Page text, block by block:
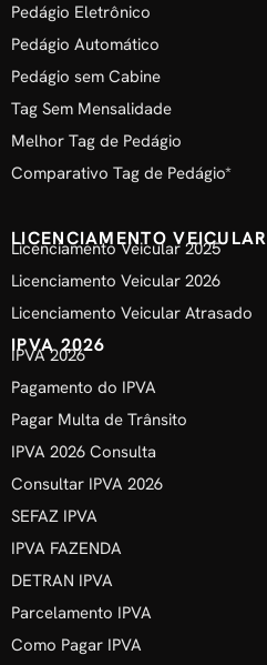
Pedágio Eletrônico
Pedágio Automático
Pedágio sem Cabine
Tag Sem Mensalidade
Melhor Tag de Pedágio
Comparativo Tag de Pedágio*
LICENCIAMENTO VEICULAR
Licenciamento Veicular 2025
Licenciamento Veicular 2026
Licenciamento Veicular Atrasado
IPVA 2026
IPVA 2026
Pagamento do IPVA
Pagar Multa de Trânsito
IPVA 2026 Consulta
Consultar IPVA 2026
SEFAZ IPVA
IPVA FAZENDA
DETRAN IPVA
Parcelamento IPVA
Como Pagar IPVA